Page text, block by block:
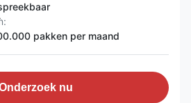
pakken per maand
nu